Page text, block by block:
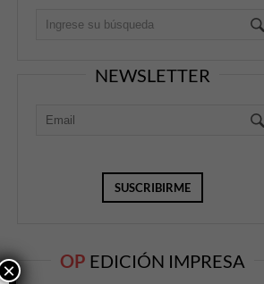
NEWSLETTER
OP EDICIÓN IMPRESA
×